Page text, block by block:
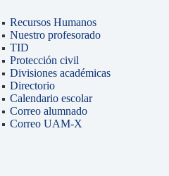
Recursos Humanos
Nuestro profesorado
TID
Protección civil
Divisiones académicas
Directorio
Calendario escolar
Correo alumnado
Correo UAM-X